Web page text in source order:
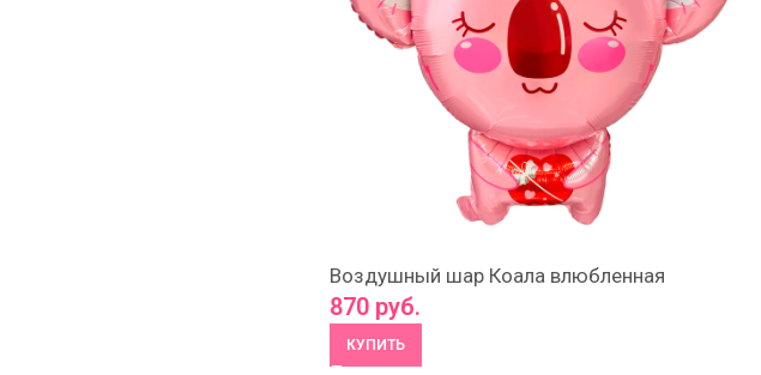
Воздушный шар Коала влюбленная
870руб.
КУПИТЬ